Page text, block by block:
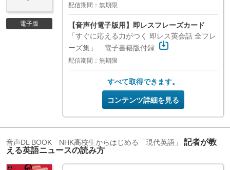
電子版
配信期間：無期限
【音声付電子版用】即レスフレーズカード
「すぐに応える力がつく 即レス英会話 全フレ
ーズ集」 電子書籍版付録
配信期間：無期限
すべて取得できます。
コンテンツ詳細を見る
音声DL BOOK NHK高校生からはじめる「現代英語」
記者が教
える英語ニュースの読み方